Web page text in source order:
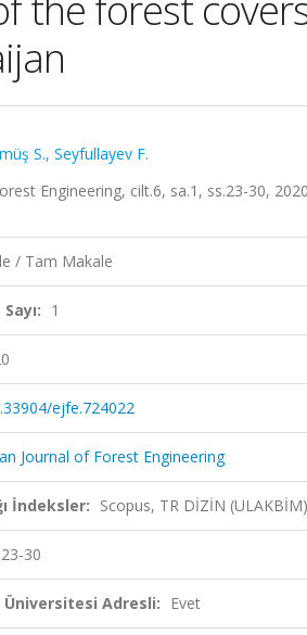
S., Seyfullayev F.
Engineering, cilt.6, sa.1, ss.23-30,
/ Tam Makale
Sayı: 1
ejfe.724022
Journal of Forest Engineering
İndeksler: Scopus, TR DİZİN (ULAKBİM)
30
Adresli: Evet